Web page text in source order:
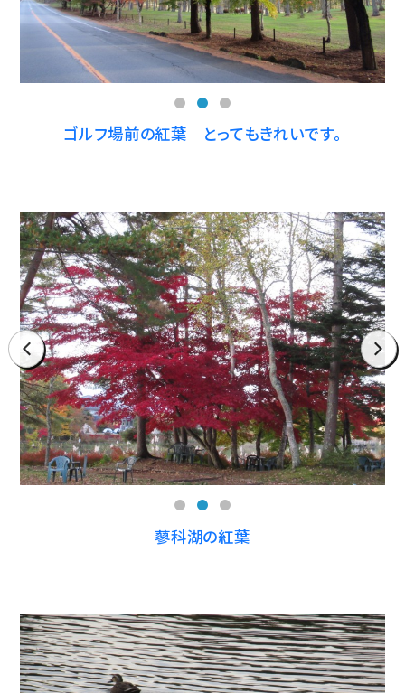
ゴルフ場前の紅葉 とってもきれいです。
prev next
蓼科湖の紅葉